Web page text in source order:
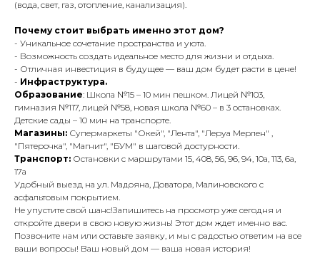
(вода, свет, газ, отопление, канализация).
Почему стоит выбрать именно этот дом?
- Уникальное сочетание пространства и уюта.
- Возможность создать идеальное место для жизни и отдыха.
- Отличная инвестиция в будущее — ваш дом будет расти в цене!
- Инфраструктура.
Образование: Школа №15 – 10 мин пешком. Лицей №103,
гимназия №117, лицей №58, новая школа №60 – в 3 остановках.
Детские сады – 10 мин на транспорте.
Магазины: Супермаркеты "Окей", "Лента", "Леруа Мерлен" ,
"Пятерочка", "Магнит", "БУМ" в шаговой достурности.
Транспорт: Остановки с маршрутами 15, 408, 56, 96, 94, 10а, 113, 6а,
17а
Удобный выезд на ул. Мадояна, Доватора, Малиновского с
асфальтовым покрытием.
Не упустите свой шанс!Запишитесь на просмотр уже сегодня и
откройте двери в свою новую жизнь! Этот дом ждет именно вас.
Позвоните нам или оставьте заявку, и мы с радостью ответим на все
ваши вопросы! Ваш новый дом — ваша новая история!